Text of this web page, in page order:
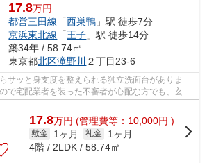
17.8万円
都営三田線 「西巣鴨 」駅 徒歩7分
京浜東北線 「王子 」駅 徒歩14分
築34年 / 58.74㎡
東京都北区滝野川 ２丁目23-6
サッと身支度を整えられる独立洗面台がありま
で宅配業者を装った不審者が心配な方でも、玄関
なくなるため...
17.8万円 (管理費等：10,000円 )
敷金 1ヶ月 礼金
1ヶ月
4階 / 2LDK / 58.74㎡